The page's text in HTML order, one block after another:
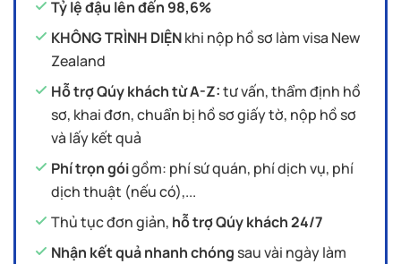
Tỷ lệ đậu lên đến 98,6%
KHÔNG TRÌNH DIỆNkhi nộp hồ sơ làm visa New
Zealand
Hỗ trợ Qúy khách từ A-Z:tư vấn, thẩm định hồ
sơ, khai đơn, chuẩn bị hồ sơ giấy tờ, nộp hồ sơ
và lấy kết quả
Phí trọn góigồm: phí sứ quán, phí dịch vụ, phí
dịch thuật (nếu có),...
Thủ tục đơn giản, hỗ trợ Qúy khách 24/7
Nhận kết quả nhanh chóng sau vài ngày làm